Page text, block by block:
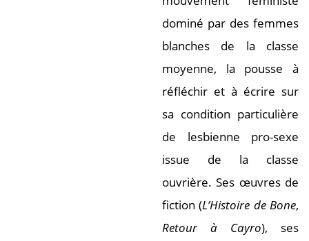
dominé par des femmes
blanches de la classe
moyenne, la pousse à
réfléchir et à écrire sur
sa condition particulière
de lesbienne pro-sexe
issue de la classe
ouvrière. Ses œuvres de
fiction (L’Histoire de Bone,
Retour à Cayro), ses